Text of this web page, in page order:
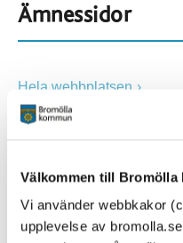
Välkommen till Bromölla
Vi använder webbkakor
upplevelse av
Ämnessidor
Hela webbplatsen
Alla platser